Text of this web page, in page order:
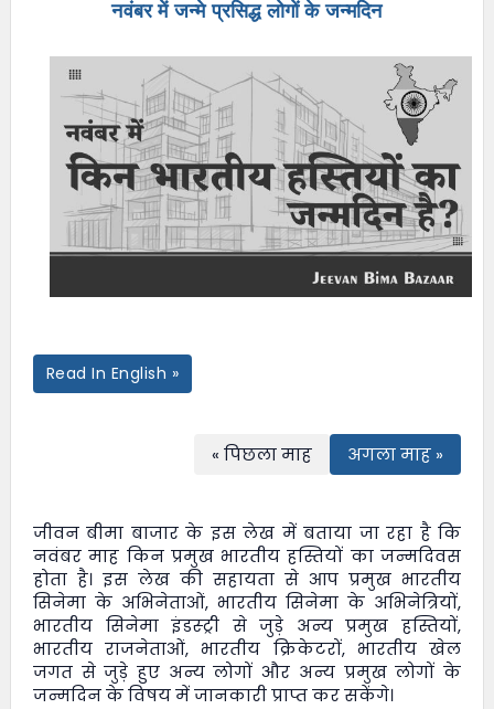
नवंबर में जन्मे प्रसिद्ध लोगों के जन्मदिन
Read In English »
« पिछला माह अगला माह »
जीवन बीमा बाजारके इस लेख में बताया जा रहा है कि
नवंबर माह किन प्रमुख भारतीय हस्तियों का जन्मदिवस
होता है। इस लेख की सहायता से आप प्रमुख भारतीय
सिनेमा के अभिनेताओं, भारतीय सिनेमा के अभिनेत्रियों,
भारतीय सिनेमा इंडस्ट्री से जुड़े अन्य प्रमुख हस्तियों,
भारतीय राजनेताओं, भारतीय क्रिकेटरों, भारतीय खेल
जगत से जुड़े हुए अन्य लोगों और अन्य प्रमुख लोगों के
जन्मदिन के विषय में जानकारी प्राप्त कर सकेंगे।